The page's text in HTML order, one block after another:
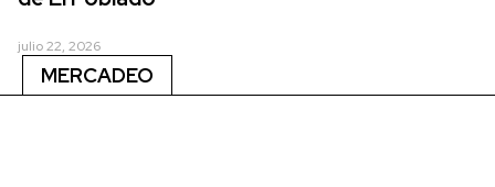
julio 22, 2026
MERCADEO